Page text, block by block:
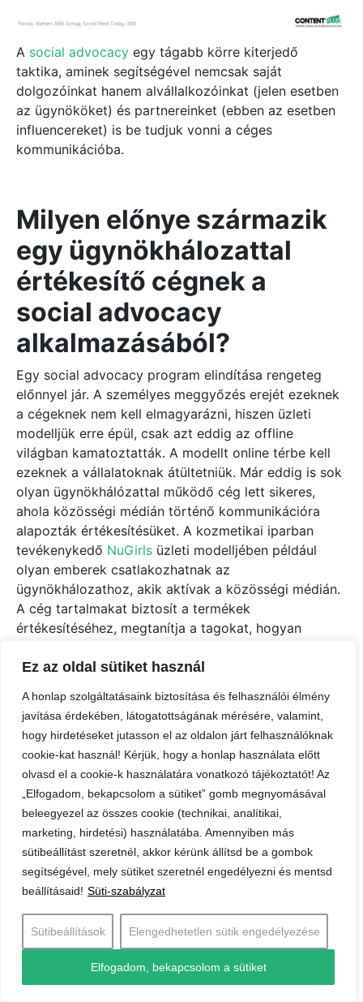
Ez az oldal sütiket használ
A honlap szolgáltatásaink biztosítása és felhasználói élmény
javítása érdekében, látogatottságának mérésére, valamint,
hogy hirdetéseket jutasson el az oldalon járt felhasználóknak
cookie-kat használ! Kérjük, hogy a honlap használata előtt
olvasd el a cookie-k használatára vonatkozó tájékoztatót! Az
„Elfogadom, bekapcsolom a sütiket” gomb megnyomásával
beleegyezel az összes cookie (technikai, analítikai,
marketing, hirdetési) használatába. Amennyiben más
sütibeállítást szeretnél, akkor kérünk állítsd be a gombok
segítségével, mely sütiket szeretnél engedélyezni és mentsd
beállításaid! Süti-szabályzat
Sütibeállítások Elengedhetetlen sütik engedélyezése
Elfogadom, bekapcsolom a sütiket
A social advocacy egy tágabb körre kiterjedő
taktika, aminek segítségével nemcsak saját
dolgozóinkat hanem alvállalkozóinkat (jelen esetben
az ügynököket) és partnereinket (ebben az esetben
influencereket) is be tudjuk vonni a céges
kommunikációba.
Milyen előnye származik
egy ügynökhálozattal
értékesítő cégnek a
social advocacy
alkalmazásából?
Egy social advocacy program elindítása rengeteg
előnnyel jár. A személyes meggyőzés erejét ezeknek
a cégeknek nem kell elmagyarázni, hiszen üzleti
modelljük erre épül, csak azt eddig az offline
világban kamatoztatták. A modellt online térbe kell
ezeknek a vállalatoknak átültetniük. Már eddig is sok
olyan ügynökhálózattal működő cég lett sikeres,
ahola közösségi médián történő kommunikációra
alapozták értékesítésüket. A kozmetikai iparban
tevékenykedő NuGirls üzleti modelljében például
olyan emberek csatlakozhatnak az
ügynökhálozathoz, akik aktívak a közösségi médián.
A cég tartalmakat biztosít a termékek
értékesítéséhez, megtanítja a tagokat, hogyan
eladások után visszatérítést biztosít számukra.
A modell tehát nagyon hasonlít a biztosítók és
hagyományos MLM rendszerben értékesítő cégek
üzleti modelljéhez.
Egy social advocacy program rengeteg előnyt
hordoz ezeknek a cégeknek: